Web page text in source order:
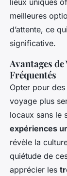
lieux uniques
meilleures
d’attente, ce
significative.
Avantages
Fréquentés
Opter pour des
voyage plus
locaux sans le
expériences
révèle la
quiétude de
apprécier les